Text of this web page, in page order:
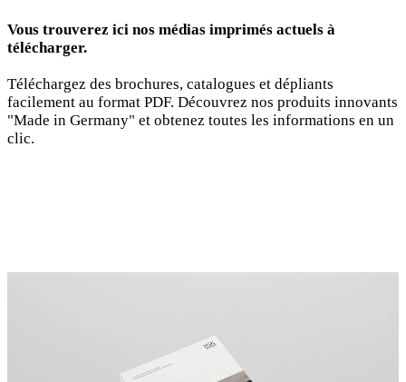
Vous trouverez ici nos médias imprimés actuels à
télécharger.
Téléchargez des brochures, catalogues et dépliants
facilement au format PDF. Découvrez nos produits innovants
"Made in Germany" et obtenez toutes les informations en un
clic.